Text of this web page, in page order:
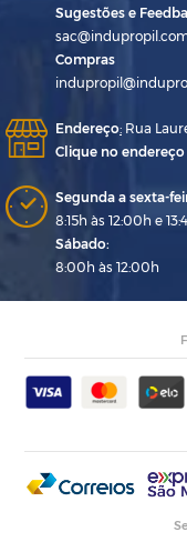
Sugestões e
Compras
Endereço: Rua
Clique no
Segunda a sexta-
8:15h às 12:00h e
Sábado:
8:00h às 12:00h